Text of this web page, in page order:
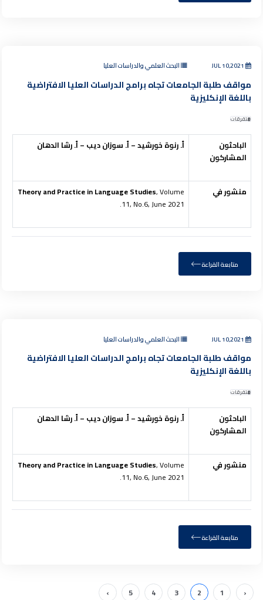
البحث العلمي والدراسات العليا
مواقف طلبة الجامعات تجاه برامج الدراسات العليا الافتراضية
باللغة الإنكليزية
متفرقات
الباحثون
المشاركون
أ. رنوة خورشيد – أ. سوزان ديب – أ. رشا الدهان
منشور في Theory and Practice in Language Studies, Volume
11, No.6, June 2021.
متابعة القراءة
البحث العلمي والدراسات العليا
مواقف طلبة الجامعات تجاه برامج الدراسات العليا الافتراضية
باللغة الإنكليزية
متفرقات
الباحثون
المشاركون
أ. رنوة خورشيد – أ. سوزان ديب – أ. رشا الدهان
منشور في Theory and Practice in Language Studies, Volume
11, No.6, June 2021.
متابعة القراءة
‹
1
2
3
4
5
›